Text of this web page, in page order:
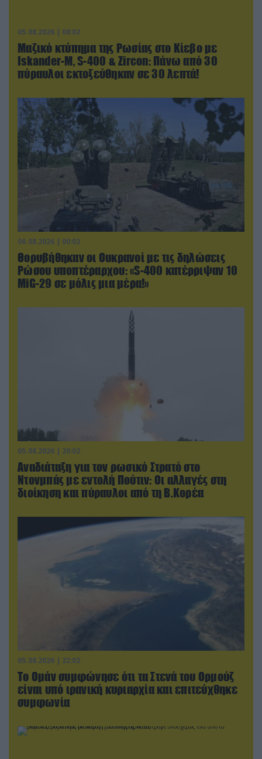
05.08.2026 | 08:02
Μαζικό κτύπημα της Ρωσίας στο Κίεβο με
Iskander-Μ, S-400 & Zircon: Πάνω από 30
πύραυλοι εκτοξεύθηκαν σε 30 λεπτά!
06.08.2026 | 00:02
Θορυβήθηκαν οι Ουκρανοί με τις δηλώσεις
Ρώσου υποπτέραρχου: «S-400 κατέρριψαν 10
MiG-29 σε μόλις μια μέρα!»
05.08.2026 | 20:02
Αναδιάταξη για τον ρωσικό Στρατό στο
Ντονμπάς με εντολή Πούτιν: Οι αλλαγές στη
διοίκηση και πύραυλοι από τη Β.Κορέα
05.08.2026 | 22:02
Το Ομάν συμφώνησε ότι τα Στενά του Ορμούζ
είναι υπό ιρανική κυριαρχία και επιτεύχθηκε
συμφωνία